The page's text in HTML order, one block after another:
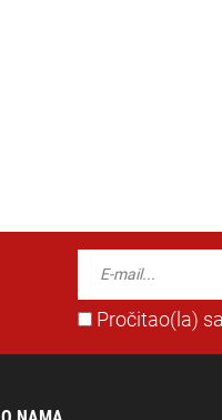
Pročitao(la)